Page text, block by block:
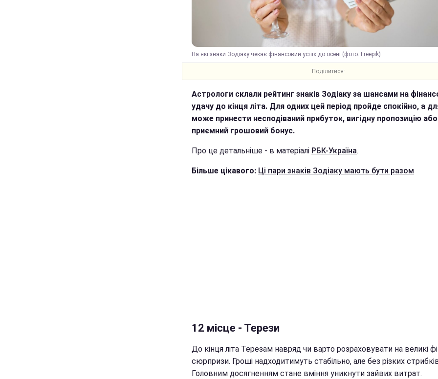
На які знаки Зодіаку чекає фінансовий успіх до осені (фото: Freepik)
Поділитися:
Астрологи склали рейтинг знаків Зодіаку за шансами на
удачу до кінця літа. Для одних цей період пройде спокійно, а
може принести несподіваний прибуток, вигідну пропозицію або
приємний грошовий бонус.
Про це детальніше - в матеріалі РБК-Україна.
Більше цікавого: Ці пари знаків Зодіаку мають бути разом
12 місце - Терези
До кінця літа Терезам навряд чи варто розраховувати на великі
сюрпризи. Гроші надходитимуть стабільно, але без різких
Головним досягненням стане вміння уникнути зайвих витрат.